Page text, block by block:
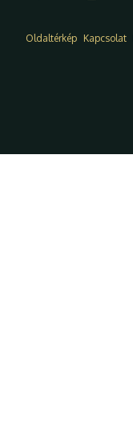
Oldaltérkép Kapcsolat